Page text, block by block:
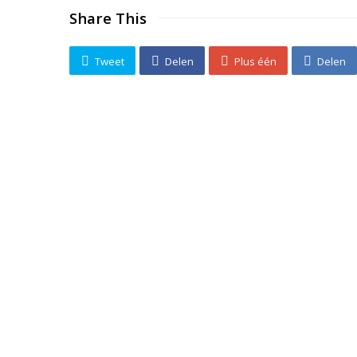
Share This
Tweet Delen Plus één Delen